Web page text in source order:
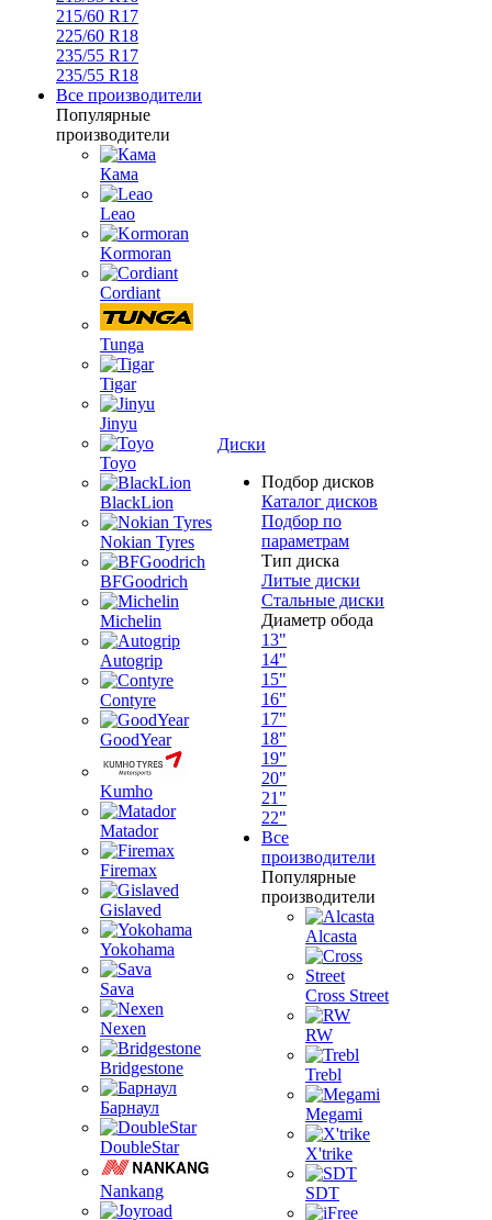
215/60 R17
225/60 R18
235/55 R17
235/55 R18
Все производители
Популярные
производители
Кама
Leao
Kormoran
Cordiant
Tunga
Tigar
Jinyu
Toyo
BlackLion
Nokian Tyres
BFGoodrich
Michelin
Autogrip
Contyre
GoodYear
Kumho
Matador
Firemax
Gislaved
Yokohama
Sava
Nexen
Bridgestone
Барнаул
DoubleStar
Nankang
Диски
Подбор дисков
Каталог дисков
Подбор по
параметрам
Тип диска
Литые диски
Стальные диски
Диаметр обода
13"
14"
15"
16"
17"
18"
19"
20"
21"
22"
Все
производители
Популярные
производители
Alcasta
Cross Street
RW
Trebl
Megami
X'trike
SDT